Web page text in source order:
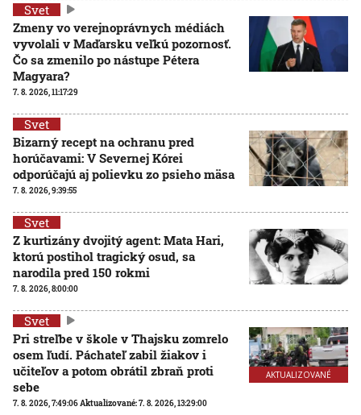
Svet
Zmeny vo verejnoprávnych médiách
vyvolali v Maďarsku veľkú pozornosť.
Čo sa zmenilo po nástupe Pétera
Magyara?
7. 8. 2026, 11:17:29
Svet
Bizarný recept na ochranu pred
horúčavami: V Severnej Kórei
odporúčajú aj polievku zo psieho mäsa
7. 8. 2026, 9:39:55
Svet
Z kurtizány dvojitý agent: Mata Hari,
ktorú postihol tragický osud, sa
narodila pred 150 rokmi
7. 8. 2026, 8:00:00
AKTUALIZOVANÉ
Svet
Pri streľbe v škole v Thajsku zomrelo
osem ľudí. Páchateľ zabil žiakov i
učiteľov a potom obrátil zbraň proti
sebe
7. 8. 2026, 7:49:06Aktualizované:7. 8. 2026, 13:29:00